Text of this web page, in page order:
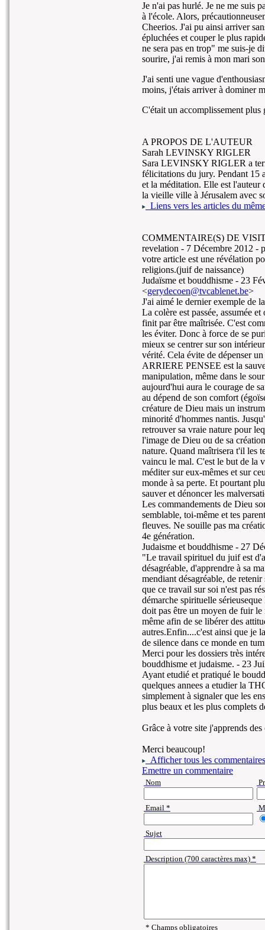
Je n'ai pas hurlé. Je ne me suis
à l'école. Alors,
Cheerios. J'ai pu ainsi arriver
épluchées et couper le plus
ne sera pas en trop" me suis-je
sourire, j'ai remis à mon mari
J'ai senti une vague
moins, j'étais arriver à dominer
C'était un accomplissement plus
A PROPOS DE L'AUTEUR
Sarah LEVINSKY RIGLER
Sara LEVINSKY RIGLER a
félicitations du jury. Pendant 15
et la méditation. Elle est l'auteur
la vieille ville à Jérusalem avec
Liens vers les articles du
COMMENTAIRE(S) DE
revelation - 7 Décembre 2012 -
votre article est une révélation
religions.(juif de naissance)
Judaïsme et bouddhisme - 23
<gerydecoen@tvcablenet.be>
J'ai aimé le dernier exemple de
La colère est passée, assumée
finit par être maîtrisée. C'est
les éviter. Donc à force de se
mieux se centrer sur son
vérité. Cela évite de dépenser
ARRIERE PENSEE est la
manipulation, même dans le
aujourd'hui aura le courage de
au dépend de son comfort
créature de Dieu mais un
minorité d'hommes nantis.
retrouver sa vraie nature pour
l'image de Dieu ou de sa
nature. Quand maîtrisera t'il les
vaincu le mal. C'est le but de la
méditer sur eux-mêmes et sur
monde à sa perte. Et pourtant
sauver et dénoncer les
Les commandements de Dieu
semblable, toi-même et tes
fleuves. Ne souille pas ma
4e génération.
Judaisme et bouddhisme - 27
"Le travail spirituel du juif est
désagréable, d'apprendre à sa
mendiant désagréable, de
que ce travail sur soi n'est pas
démarche spirituelle
doit pas être un moyen de fuir
même afin de se libérer des
autres.Enfin....c'est ainsi que je
de silence dans ce monde en
Merci pour les dossiers très
bouddhisme et judaisme. - 23
Ayant etudié et pratiqué le
quelques annees a etudier la
simplement à signaler que les
plus beaux et les plus complets
Grâce à votre site j'apprends
Merci beaucoup!
Afficher tous les commentaires
Emettre un commentaire
Nom
Email *
Sujet
Description (700 caractères max) *
* Champs obligatoires